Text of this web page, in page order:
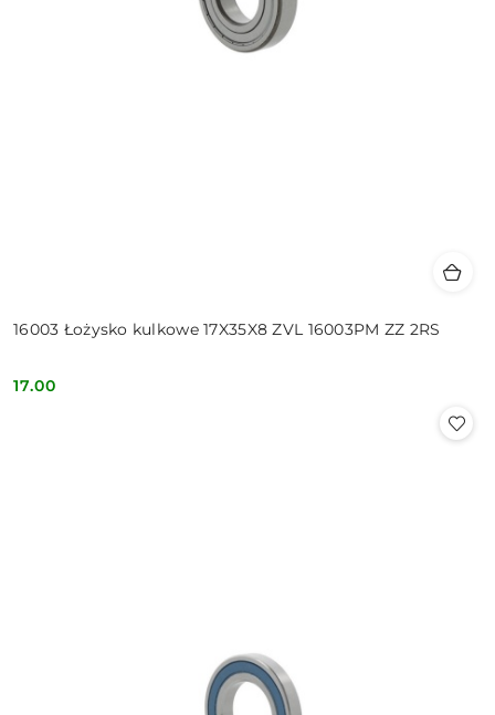
16003 Łożysko kulkowe 17X35X8 ZVL 16003PM ZZ 2RS
Cena:
17.00